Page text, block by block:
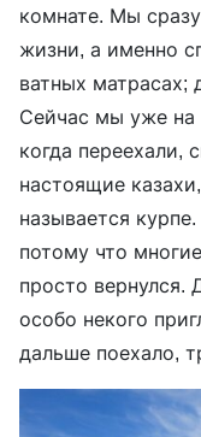
комнате. Мы
жизни, а именно
ватных матрасах;
Сейчас мы уже на
когда переехали,
настоящие
называется
потому что
просто
особо некого
дальше поехало,